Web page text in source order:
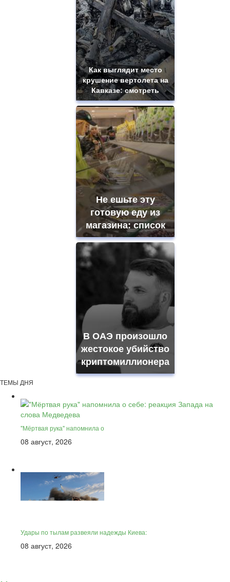
Как выглядит место
крушение вертолета на
Кавказе: смотреть
Не ешьте эту
готовую еду из
магазина: список
В ОАЭ произошло
жестокое убийство
криптомиллионера
ТЕМЫ ДНЯ
"Мёртвая рука" напомнила о
08 август, 2026
Удары по тылам развеяли надежды Киева:
08 август, 2026